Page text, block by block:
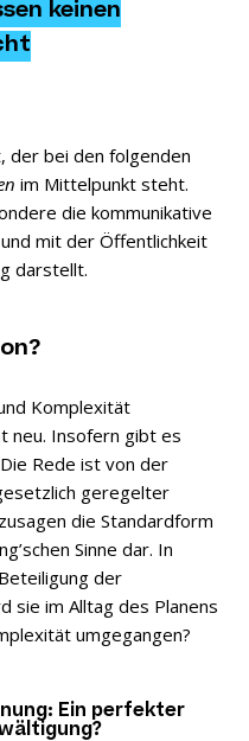
keinen
der bei den folgenden
im Mittelpunkt steht.
die kommunikative
mit der Öffentlichkeit
darstellt.
Komplexität
neu. Insofern gibt es
Rede ist von der
geregelter
die Standardform
Sinne dar. In
der
sie im Alltag des Planens
umgegangen?
Ein perfekter